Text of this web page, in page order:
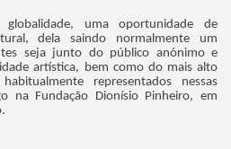
uma oportunidade de
dela saindo normalmente um
seja junto do público anónimo e
artística, bem como do mais alto
representados nessas
na Fundação Dionísio Pinheiro, em